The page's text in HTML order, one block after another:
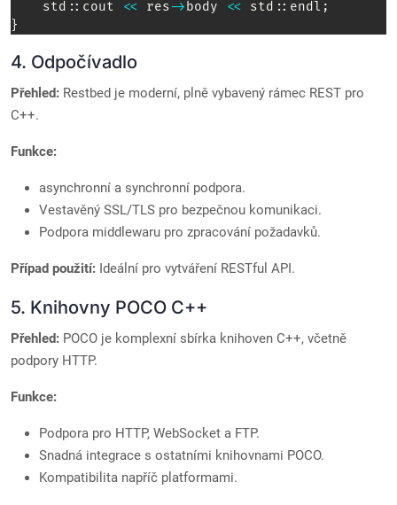
    std
:: cout << res-> body << std :: endl ;
}
4. Odpočívadlo
Přehled: Restbed je moderní, plně vybavený rámec REST pro
C++.
Funkce:
asynchronní a synchronní podpora.
Vestavěný SSL/TLS pro bezpečnou komunikaci.
Podpora middlewaru pro zpracování požadavků.
Případ použití: Ideální pro vytváření RESTful API.
5. Knihovny POCO C++
Přehled: POCO je komplexní sbírka knihoven C++, včetně
podpory HTTP.
Funkce:
Podpora pro HTTP, WebSocket a FTP.
Snadná integrace s ostatními knihovnami POCO.
Kompatibilita napříč platformami.